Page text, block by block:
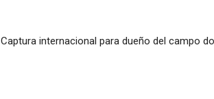
Captura internacional para dueño del campo